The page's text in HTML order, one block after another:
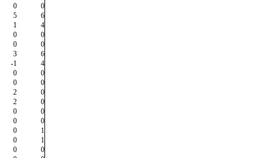
0
0
5
6
1
4
0
0
0
0
3
6
-1
4
0
0
0
0
2
0
2
0
0
0
0
0
0
1
0
1
0
0